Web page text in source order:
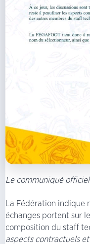
Le communiqué officiel
La Fédération
échanges portent sur
composition du staff
aspects contractuels